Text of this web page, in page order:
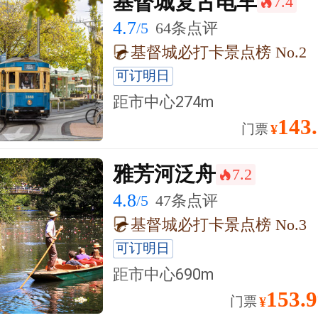
4.7/5 64条点评
基督城必打卡景点榜 No.2
可订明日
距市中心274m
门票¥
雅芳河泛舟 󰺂7.2
4.8/5 47条点评
基督城必打卡景点榜 No.3
可订明日
距市中心690m
门票¥